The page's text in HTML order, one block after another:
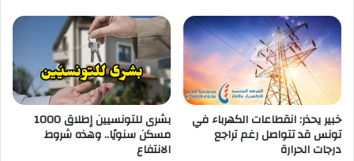
خبير يحذر: انقطاعات الكهرباء في
تونس قد تتواصل رغم تراجع
درجات الحرارة
بشرى للتونسيين إطلاق 1000
مسكن سنويًا.. وهذه شروط
الانتفاع